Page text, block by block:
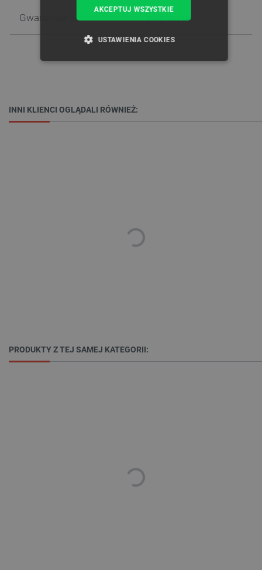
Gwarancja: Wieczysta
INNI KLIENCI OGLĄDALI RÓWNIEŻ:
PRODUKTY Z TEJ SAMEJ KATEGORII:
AKCEPTUJ WSZYSTKIE
USTAWIENIA COOKIES
FUNKCJONALNOŚĆ
jak logowanie użytkownika i zarządzanie kontem.
Bez niezbędnych plików cookie nie można
_lb
Polityce prywatności Google